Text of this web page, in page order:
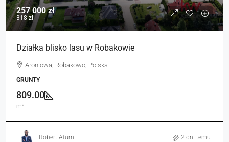
257 000 zł
318 zł
Działka blisko lasu w Robakowie
Aroniowa, Robakowo, Polska
GRUNTY
809.00
m²
Robert Afum 2 dni temu